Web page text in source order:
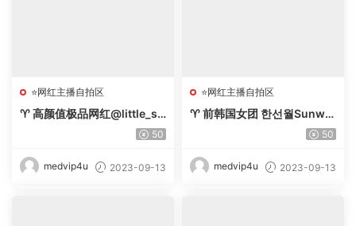
⭐网红主播自拍区
♈ 高颜值极品网红@little_su
la OnlyFans四月尺度新作[1
【唯美小筑】
50
medvip4u 2023-09-13
⭐网红主播自拍区
♈ 前韩国女团 한선월Sunwal
l下海视频合集[26.7G][度盘]
50
medvip4u 2023-09-13